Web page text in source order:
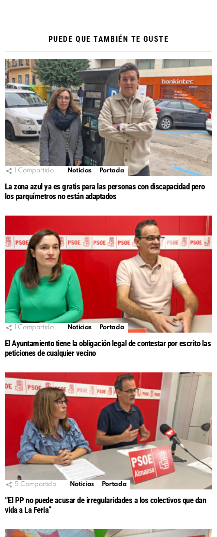
PUEDE QUE TAMBIÉN TE GUSTE
Compartido Noticias Portada
La zona azul ya es gratis para las personas con discapacidad pero
los parquímetros no están adaptados
Compartido Noticias Portada
El Ayuntamiento tiene la obligación legal de contestar por escrito las
peticiones de cualquier vecino
5 Compartido Noticias Portada
“El PP no puede acusar de irregularidades a los colectivos que dan
vida a La Feria”